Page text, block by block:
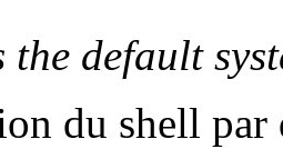
the default
du shell par